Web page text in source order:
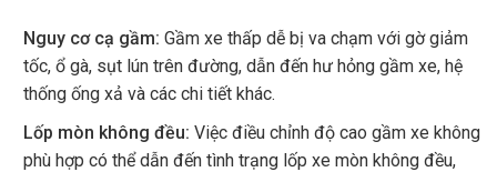
Nguy cơ cạ gầm: Gầm xe thấp dễ bị va chạm với gờ giảm
tốc, ổ gà, sụt lún trên đường, dẫn đến hư hỏng gầm xe, hệ
thống ống xả và các chi tiết khác.
Lốp mòn không đều: Việc điều chỉnh độ cao gầm xe không
phù hợp có thể dẫn đến tình trạng lốp xe mòn không đều,